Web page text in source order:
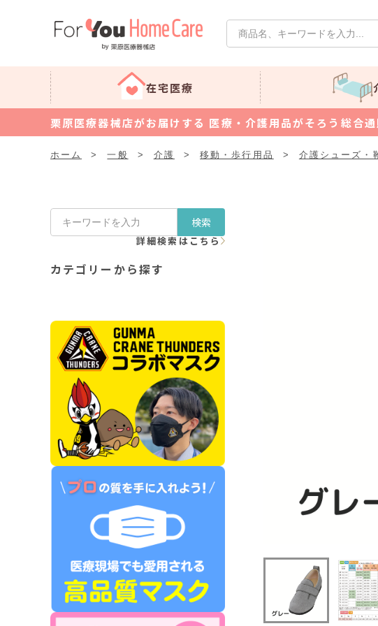
在宅医療
栗原医療器械店がお届けする 医療・介護用品がそろう総合通
ホーム > 一般 > 介護 > 移動・歩行用品 > 介護シューズ・
検索
詳細検索はこちら
カテゴリーから探す